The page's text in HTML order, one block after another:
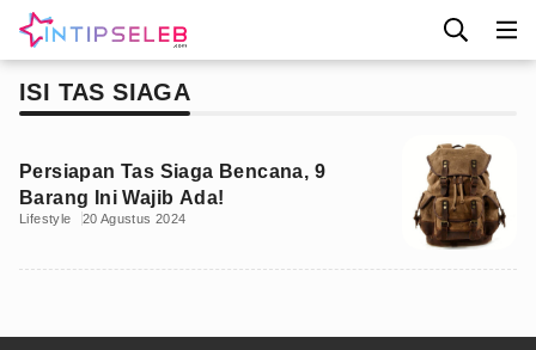
ISI TAS SIAGA
Persiapan Tas Siaga Bencana, 9
Barang Ini Wajib Ada!
Lifestyle 20 Agustus 2024